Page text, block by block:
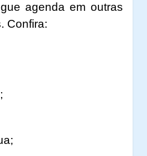
agenda em outras
Confira: